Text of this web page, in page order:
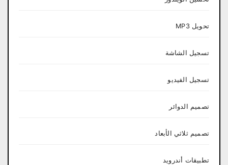
تحويل MP3
تسجيل الشاشة
تسجيل الفيديو
تصميم الدوائر
تصميم ثلاثي الأبعاد
تطبيقات أندرويد